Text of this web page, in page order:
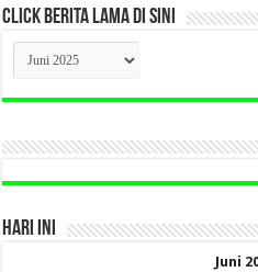
CLICK BERITA LAMA DI SINI
CLICK
BERITA
LAMA
DI
HARI INI
Juni